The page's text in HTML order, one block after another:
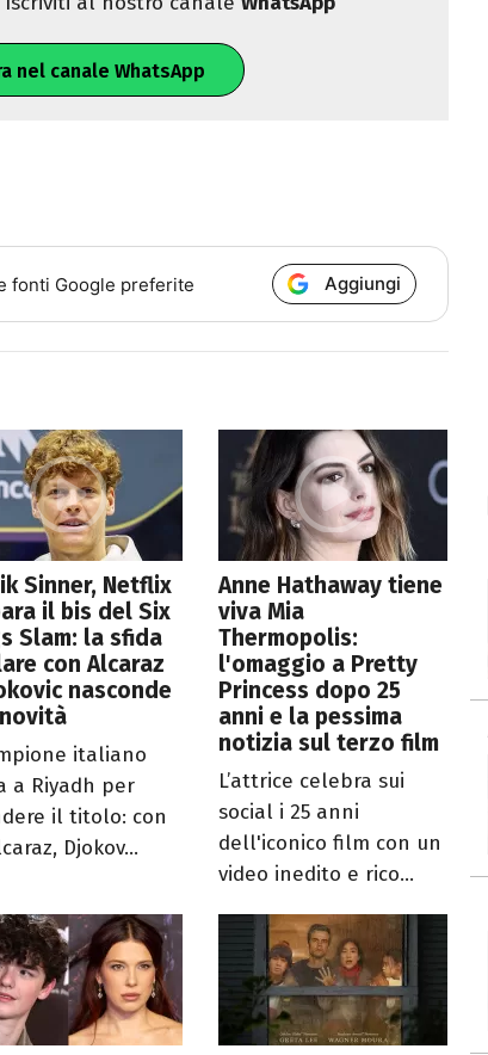
nel canale WhatsApp
fonti Google preferite Aggiungi
Sinner, Netflix
il bis del Six
Slam: la sfida
con Alcaraz
nasconde
italiano
a Riyadh per
il titolo: con
Djokov...
Anne Hathaway tiene
viva Mia
Thermopolis:
l'omaggio a Pretty
Princess dopo 25
anni e la pessima
notizia sul terzo film
L’attrice celebra sui
social i 25 anni
dell'iconico film con un
video inedito e rico...